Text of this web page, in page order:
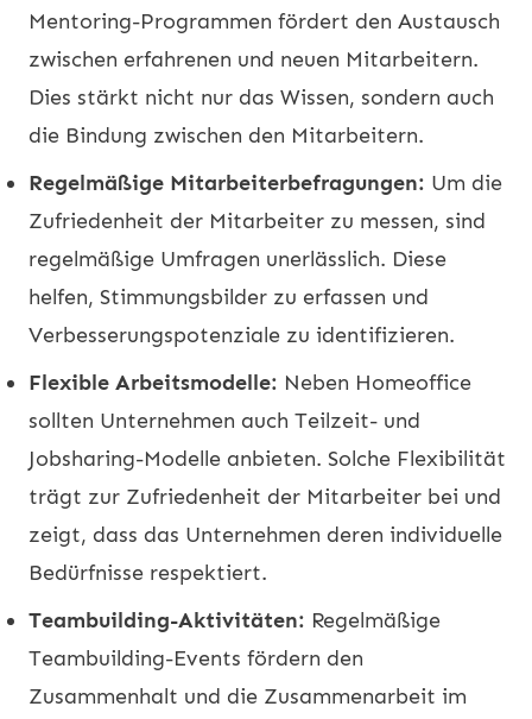
Mentoring-Programmen fördert den Austausch
zwischen erfahrenen und neuen Mitarbeitern.
Dies stärkt nicht nur das Wissen, sondern auch
die Bindung zwischen den Mitarbeitern.
Regelmäßige Mitarbeiterbefragungen: Um die
Zufriedenheit der Mitarbeiter zu messen, sind
regelmäßige Umfragen unerlässlich. Diese
helfen, Stimmungsbilder zu erfassen und
Verbesserungspotenziale zu identifizieren.
Flexible Arbeitsmodelle: Neben Homeoffice
sollten Unternehmen auch Teilzeit- und
Jobsharing-Modelle anbieten. Solche Flexibilität
trägt zur Zufriedenheit der Mitarbeiter bei und
zeigt, dass das Unternehmen deren individuelle
Bedürfnisse respektiert.
Teambuilding-Aktivitäten: Regelmäßige
Teambuilding-Events fördern den
Zusammenhalt und die Zusammenarbeit im